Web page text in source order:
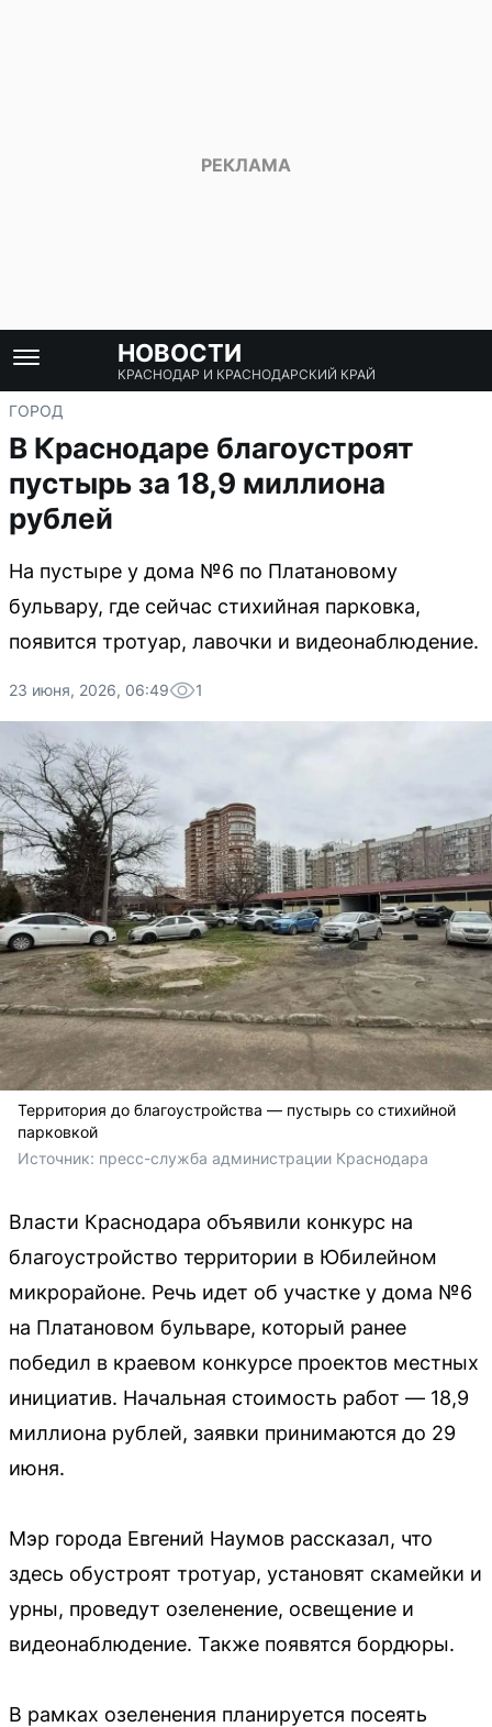
НОВОСТИ
КРАСНОДАР И КРАСНОДАРСКИЙ КРАЙ
ГОРОД
В Краснодаре благоустроят
пустырь за 18,9 миллиона
рублей
На пустыре у дома №6 по Платановому
бульвару, где сейчас стихийная парковка,
появится тротуар, лавочки и видеонаблюдение.
23 июня, 2026, 06:49 1
Территория до благоустройства — пустырь со стихийной
парковкой
Источник: пресс-служба администрации Краснодара
Власти Краснодара объявили конкурс на
благоустройство территории в Юбилейном
микрорайоне. Речь идет об участке у дома №6
на Платановом бульваре, который ранее
победил в краевом конкурсе проектов местных
инициатив. Начальная стоимость работ — 18,9
миллиона рублей, заявки принимаются до 29
июня.
Мэр города Евгений Наумов рассказал, что
здесь обустроят тротуар, установят скамейки и
урны, проведут озеленение, освещение и
видеонаблюдение. Также появятся бордюры.
В рамках озеленения планируется посеять